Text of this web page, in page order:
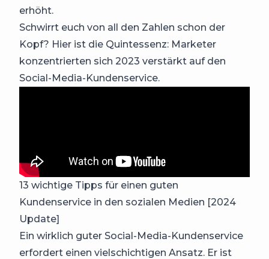
erhöht.
Schwirrt euch von all den Zahlen schon der
Kopf? Hier ist die Quintessenz: Marketer
konzentrierten sich 2023 verstärkt auf den
Social-Media-Kundenservice.
13 wichtige Tipps für einen guten
Kundenservice in den sozialen Medien [2024
Update]
Ein wirklich guter Social-Media-Kundenservice
erfordert einen vielschichtigen Ansatz. Er ist